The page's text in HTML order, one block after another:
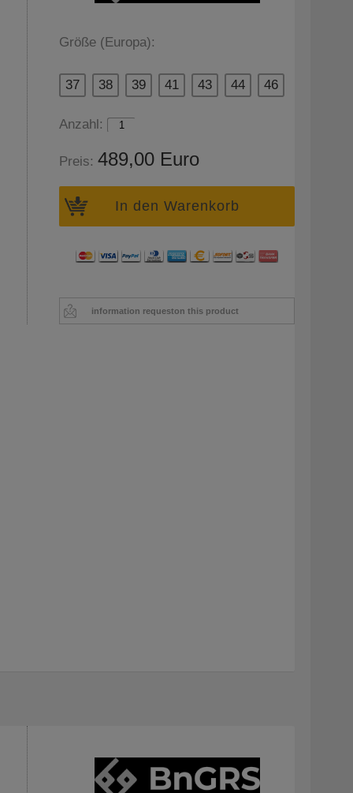
Größe (Europa):
37 38 39 41 43 44 46
Anzahl:
Preis:489,00 Euro
In den Warenkorb
information requeston this product